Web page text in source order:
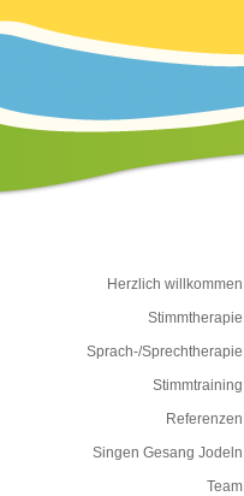
Herzlich willkommen
Stimmtherapie
Sprach-/Sprechtherapie
Stimmtraining
Referenzen
Singen Gesang Jodeln
Team